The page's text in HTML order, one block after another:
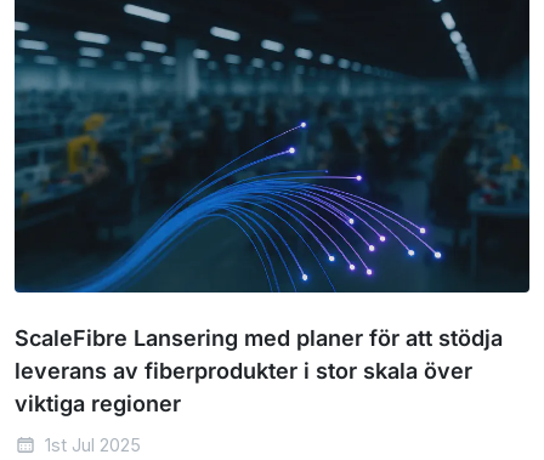
ScaleFibre Lansering med planer för att stödja
leverans av fiberprodukter i stor skala över
viktiga regioner
1st Jul 2025